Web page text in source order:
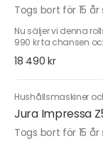
Togs bort för 15 år
Nu säljer vi denna
990 kr ta chansen
18 490 kr
Hushållsmaskiner
Jura Impressa
Togs bort för 15 år